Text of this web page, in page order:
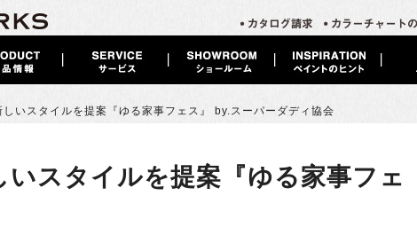
いスタイルを提案『ゆる家事フェス』 by.スーパーダディ協会
スタイルを提案『ゆる家事フェ